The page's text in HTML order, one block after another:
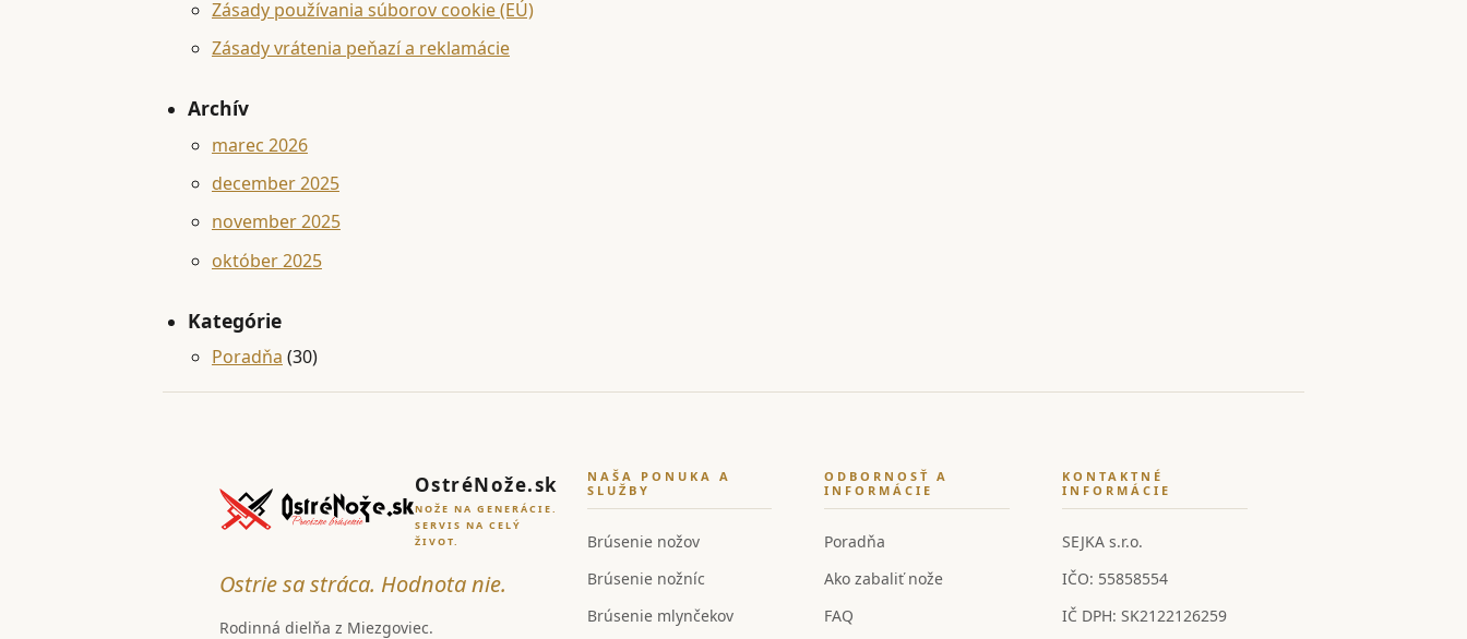
Zásady používania súborov cookie (EÚ)
Zásady vrátenia peňazí a reklamácie
Archív
marec 2026
december 2025
november 2025
október 2025
Kategórie
Poradňa (30)
OstréNože.sk
NOŽE NA GENERÁCIE.
SERVIS NA CELÝ
ŽIVOT.
Ostrie sa stráca. Hodnota nie.
Rodinná dielňa z Miezgoviec.
NAŠA PONUKA A
SLUŽBY
Brúsenie nožov
Brúsenie nožníc
Brúsenie mlynčekov
ODBORNOSŤ A
INFORMÁCIE
Poradňa
Ako zabaliť nože
FAQ
KONTAKTNÉ
INFORMÁCIE
SEJKA s.r.o.
IČO: 55858554
IČ DPH: SK2122126259